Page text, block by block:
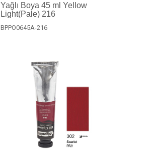
Yağlı Boya 45 ml Yellow
Light(Pale) 216
BPPO0645A-216